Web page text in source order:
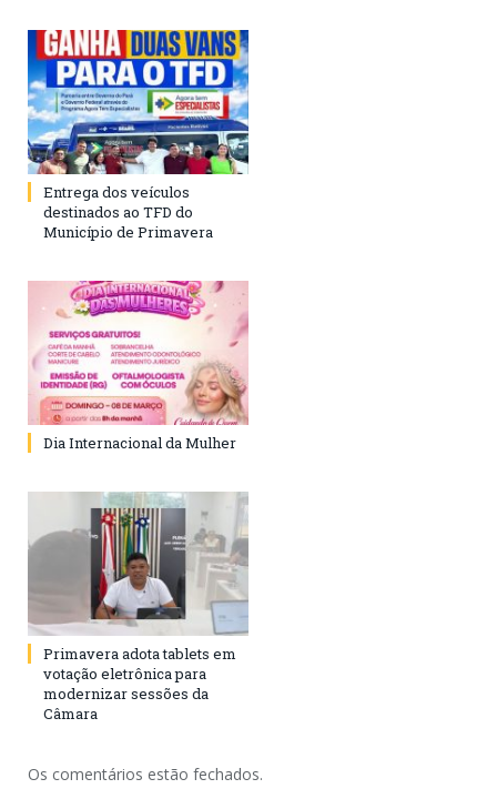
Entrega dos veículos
destinados ao TFD do
Município de Primavera
Dia Internacional da Mulher
Primavera adota tablets em
votação eletrônica para
modernizar sessões da
Câmara
Os comentários estão fechados.